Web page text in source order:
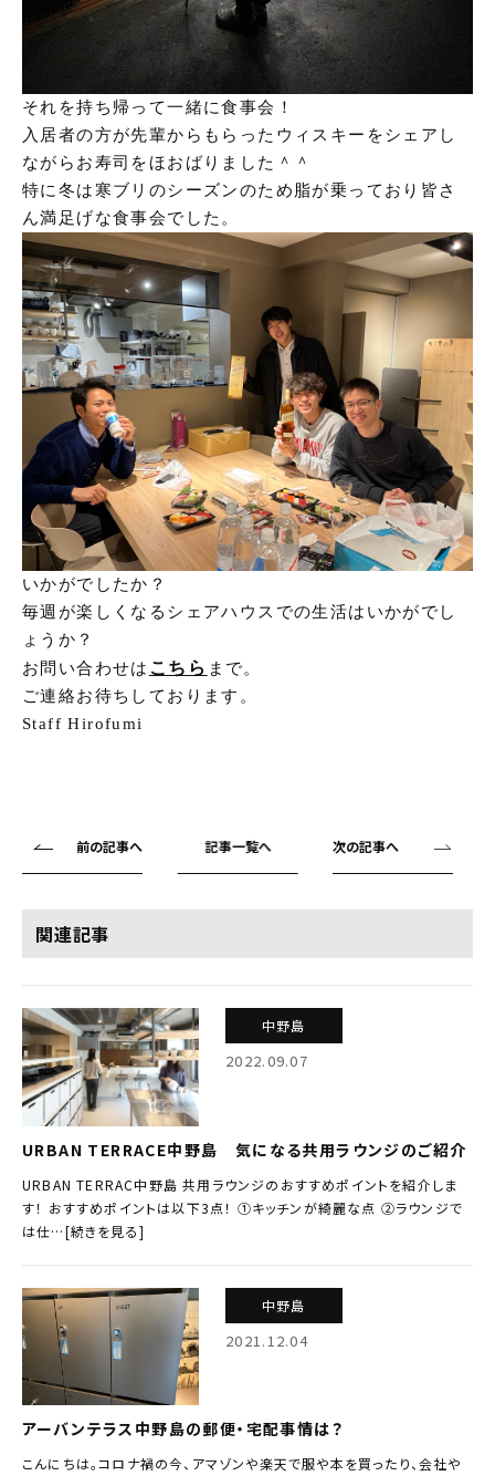
それを持ち帰って一緒に食事会！
入居者の方が先輩からもらったウィスキーをシェアし
ながらお寿司をほおばりました＾＾
特に冬は寒ブリのシーズンのため脂が乗っており皆さ
ん満足げな食事会でした。
いかがでしたか？
毎週が楽しくなるシェアハウスでの生活はいかがでし
ょうか？
お問い合わせは こちら まで。
ご連絡お待ちしております。
Staff Hirofumi
前の記事へ 記事一覧へ 次の記事へ
関連記事
中野島
2022.09.07
URBAN TERRACE中野島 気になる共用ラウンジのご紹介
URBAN TERRAC中野島 共用ラウンジのおすすめポイントを紹介しま
す！ おすすめポイントは以下3点！ ①キッチンが綺麗な点 ②ラウンジで
は仕…[続きを見る]
中野島
2021.12.04
アーバンテラス中野島の郵便・宅配事情は？
こんにちは。コロナ禍の今、アマゾンや楽天で服や本を買ったり、会社や